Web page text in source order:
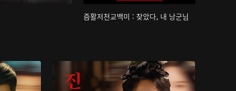
즘활저천교백미 : 찾았다, 내 낭군님